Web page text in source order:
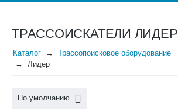
ТРАССОИСКАТЕЛИ ЛИДЕР
Каталог
Трассопоисковое оборудование
Лидер
По умолчанию